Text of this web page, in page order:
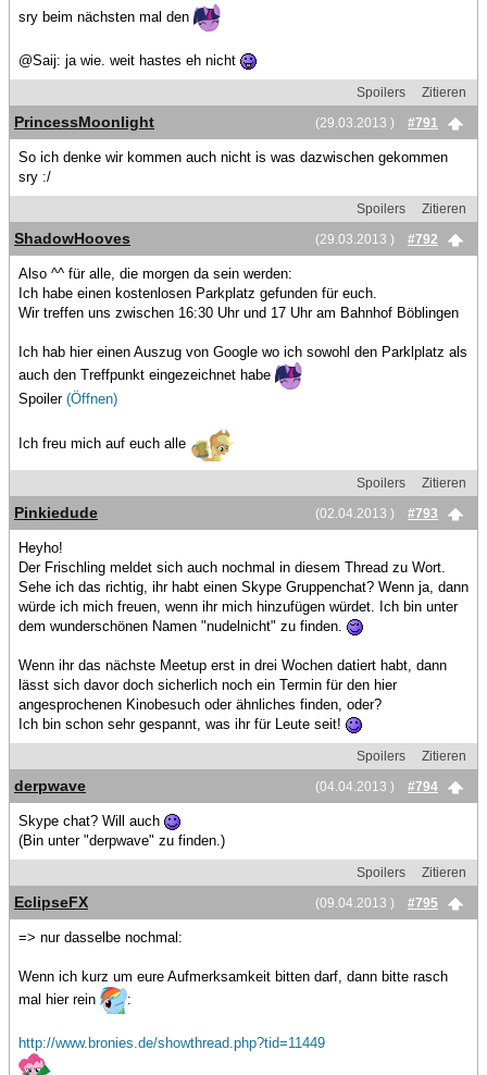
sry beim nächsten mal den
@Saij: ja wie. weit hastes eh nicht
Spoilers
Zitieren
(29.03.2013 )
#791
PrincessMoonlight
So ich denke wir kommen auch nicht is was dazwischen gekommen
sry :/
Spoilers
Zitieren
(29.03.2013 )
#792
ShadowHooves
Also ^^ für alle, die morgen da sein werden:
Ich habe einen kostenlosen Parkplatz gefunden für euch.
Wir treffen uns zwischen 16:30 Uhr und 17 Uhr am Bahnhof Böblingen
Ich hab hier einen Auszug von Google wo ich sowohl den Parklplatz als
auch den Treffpunkt eingezeichnet habe
Spoiler (Öffnen)
Ich freu mich auf euch alle
Spoilers
Zitieren
(02.04.2013 )
#793
Pinkiedude
Heyho!
Der Frischling meldet sich auch nochmal in diesem Thread zu Wort.
Sehe ich das richtig, ihr habt einen Skype Gruppenchat? Wenn ja, dann
würde ich mich freuen, wenn ihr mich hinzufügen würdet. Ich bin unter
dem wunderschönen Namen "nudelnicht" zu finden.
Wenn ihr das nächste Meetup erst in drei Wochen datiert habt, dann
lässt sich davor doch sicherlich noch ein Termin für den hier
angesprochenen Kinobesuch oder ähnliches finden, oder?
Ich bin schon sehr gespannt, was ihr für Leute seit!
Spoilers
Zitieren
(04.04.2013 )
#794
derpwave
Skype chat? Will auch
(Bin unter "derpwave" zu finden.)
Spoilers
Zitieren
(09.04.2013 )
#795
EclipseFX
=> nur dasselbe nochmal:
Wenn ich kurz um eure Aufmerksamkeit bitten darf, dann bitte rasch
mal hier rein
:
http://www.bronies.de/showthread.php?tid=11449